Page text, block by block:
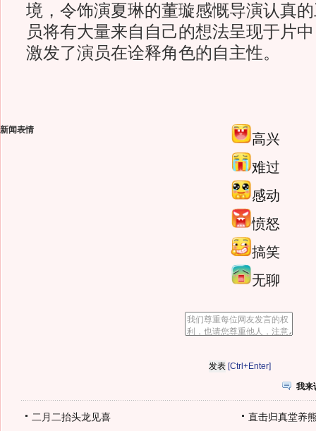
境，令饰演夏琳的董璇感慨导演认真
员将有大量来自自己的想法呈现于片
激发了演员在诠释角色的自主性。
新闻表情
高兴
难过
感动
愤怒
搞笑
无聊
[Ctrl+Enter]
我来
二月二抬头龙见喜 直击归真堂养